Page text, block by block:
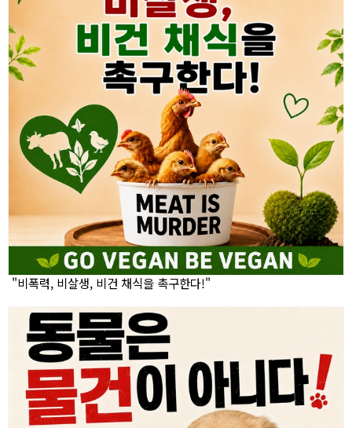
"비폭력, 비살생, 비건 채식을 촉구한다!"